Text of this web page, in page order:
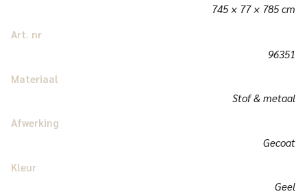
745 × 77 × 785 cm
Art. nr
96351
Materiaal
Stof & metaal
Afwerking
Gecoat
Kleur
Geel